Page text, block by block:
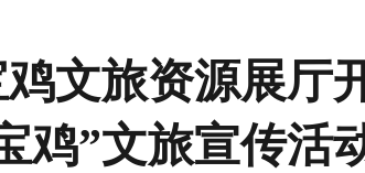
文旅资源展厅
鸡”文旅宣传活